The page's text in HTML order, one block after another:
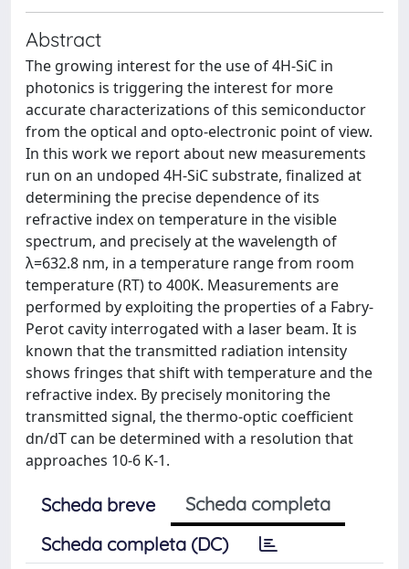
Abstract
The growing interest for the use of 4H-SiC in
photonics is triggering the interest for more
accurate characterizations of this semiconductor
from the optical and opto-electronic point of view.
In this work we report about new measurements
run on an undoped 4H-SiC substrate, finalized at
determining the precise dependence of its
refractive index on temperature in the visible
spectrum, and precisely at the wavelength of
λ=632.8 nm, in a temperature range from room
temperature (RT) to 400K. Measurements are
performed by exploiting the properties of a Fabry-
Perot cavity interrogated with a laser beam. It is
known that the transmitted radiation intensity
shows fringes that shift with temperature and the
refractive index. By precisely monitoring the
transmitted signal, the thermo-optic coefficient
dn/dT can be determined with a resolution that
approaches 10-6 K-1.
Scheda breve
Scheda completa
Scheda completa (DC)